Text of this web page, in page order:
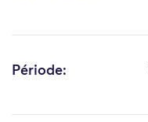
Période: